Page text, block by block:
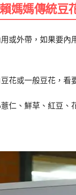
賴媽媽傳統豆
或外帶，如果要內
花或一般豆花，看
仁、鮮草、紅豆、